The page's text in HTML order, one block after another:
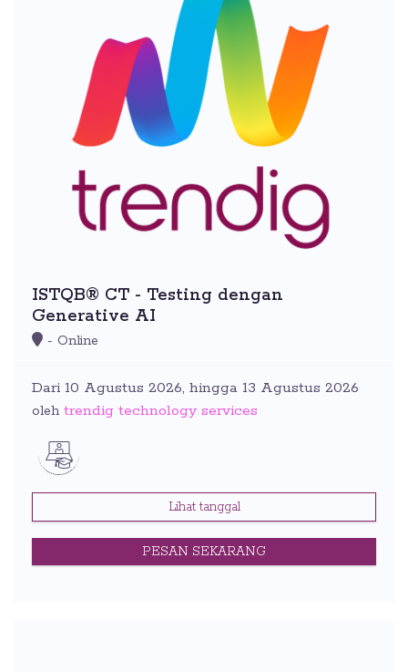
ISTQB® CT - Testing dengan
Generative AI
- Online
Dari 10 Agustus 2026, hingga 13 Agustus 2026
oleh trendig technology services
Lihat tanggal
PESAN SEKARANG